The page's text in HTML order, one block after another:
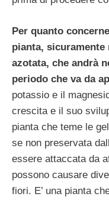
Per quanto
pianta, sicuramente
azotata, che andrà
periodo che va da
potassio e il
crescita e il suo
pianta che teme le
se non preservata
essere attaccata da
possono causare
fiori. E’ una pianta